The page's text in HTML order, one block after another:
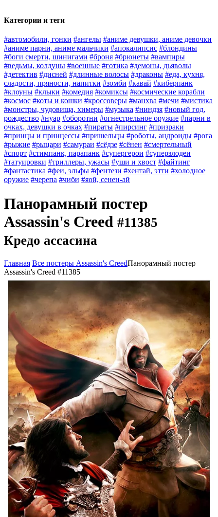
Категории и теги
#автомобили, гонки #ангелы #аниме девушки, аниме девочки
#аниме парни, аниме мальчики #апокалипсис #блондины
#боги смерти, шинигами #броня #брюнеты #вампиры
#ведьмы, колдуны #военные #готика #демоны, дьяволы
#детектив #дисней #длинные волосы #драконы #еда, кухня,
сладости, пряности, напитки #зомби #кавай #киберпанк
#клоуны #клыки #комедия #комиксы #космические корабли
#космос #коты и кошки #кроссоверы #манхва #мечи #мистика
#монстры, чудовища, химеры #музыка #ниндзя #новый год,
рождество #нуар #оборотни #огнестрельное оружие #парни в
очках, девушки в очках #пираты #пирсинг #призраки
#принцы и принцессы #пришельцы #роботы, андроиды #рога
#рыжие #рыцари #самураи #сёдзе #сёнен #смертельный
#спорт #стимпанк, парапанк #супергерои #суперзлодеи
#татуировки #триллеры, ужасы #уши и хвост #файтинг
#фантастика #феи, эльфы #фентези #хентай, этти #холодное
оружие #черепа #чиби #яой, сенен-ай
Панорамный постер
Assassin's Creed #11385
Кредо ассасина
Главная Все постеры Assassin's CreedПанорамный постер
Assassin's Creed #11385